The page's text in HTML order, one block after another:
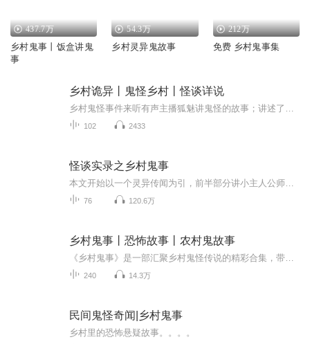
437.7万
乡村鬼事丨饭盒讲鬼
事
54.3万
乡村灵异鬼故事
212万
免费 乡村鬼事集
乡村诡异丨鬼怪乡村丨怪谈详说
102 2433
怪谈实录之乡村鬼事
76 120.6万
乡村鬼事丨恐怖故事丨农村鬼故事
240 14.3万
民间鬼怪奇闻|乡村鬼事
乡村里的恐怖悬疑故事。。。。